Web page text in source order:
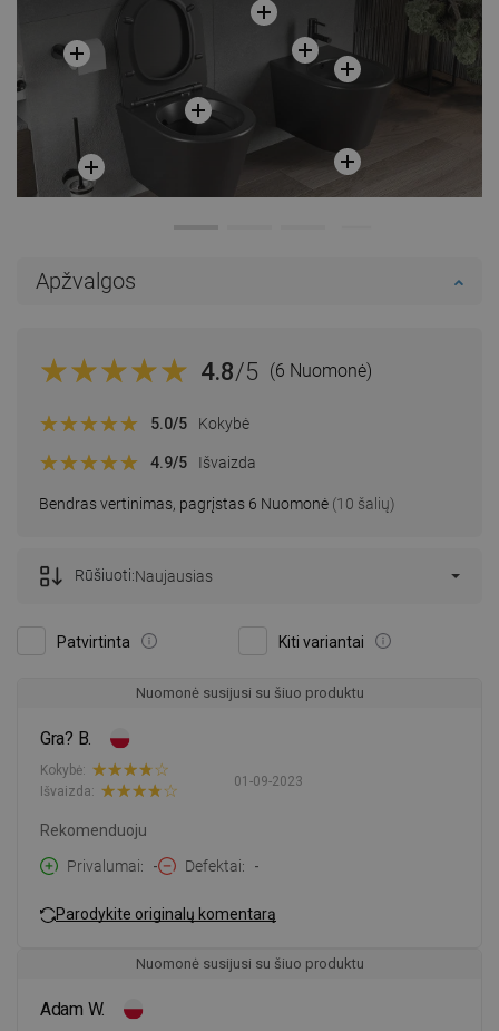
Apžvalgos
4.8/5 (6 Nuomonė)
Bendras vertinimas, pagrįstas 6 Nuomonė (10 šalių)
5.0/5 Kokybė
4.9/5 Išvaizda
Patvirtinta Kiti variantai
Rūšiuoti:Naujausias
Nuomonė susijusi su šiuo produktu
Gra? B.
01-09-2023
Kokybė:
Išvaizda:
Rekomenduoju
Privalumai
- Defektai -
Parodykite originalų komentarą
Nuomonė susijusi su šiuo produktu
Adam W.